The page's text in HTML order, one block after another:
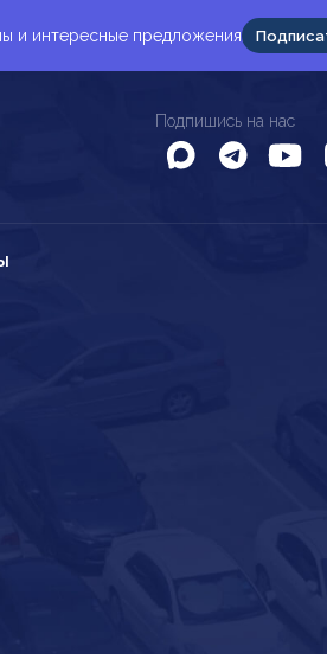
и интересные предложения
Подпишись на нас